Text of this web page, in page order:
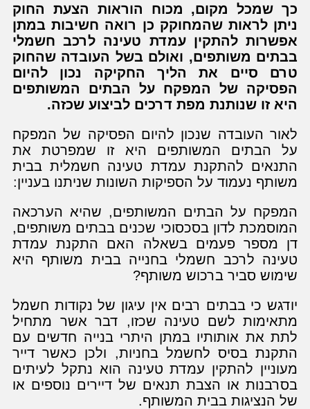
כך שמכל מקום, מכוח הוראות הצעת החוק
ניתן לראות שהמחוקק כן רואה חשיבות במתן
אפשרות להתקין עמדת טעינה לרכב חשמלי
בבתים משותפים, ואולם בשל העובדה שהחוק
טרם סיים את הליך החקיקה נכון להיום
הפסיקה של המפקח על הבתים המשותפים
היא זו שנותנת מפת דרכים לביצוע שכזה.
לאור העובדה שנכון להיום הפסיקה של המפקח
על הבתים המשותפים היא זו שמפרטת את
התנאים להתקנת עמדת טעינה חשמלית בבית
משותף נעמוד על הספיקות השונות שניתנו בעניין:
המפקח על הבתים המשותפים, שהיא הערכאה
המוסמכת לדון בסכסוכי שכנים בבתים משותפים,
דן מספר פעמים בשאלה האם התקנת עמדת
טעינה לרכב חשמלי בחנייה בבית משותף היא
שימוש סביר ברכוש משותף?
יודגש כי בבתים רבים אין עיגון של נקודות חשמל
מתאימות לשם טעינה שכזו, דבר אשר מתחיל
לתת את אותותיו במתן היתרי בנייה חדשים עם
התקנת בסיס לחשמל בחניות, ולכן כאשר דייר
מעוניין להתקין עמדת טעינה הוא נתקל לעיתים
בסרבנות או הצבת תנאים של דיירים נוספים או
של הנציגות בבית המשותף.